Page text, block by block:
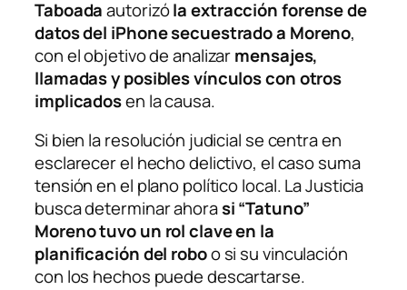
Taboadaautorizóla extracción forense de
datos del iPhone secuestrado a Moreno,
con el objetivo de analizarmensajes,
llamadas y posibles vínculos con otros
implicadosen la causa.
Si bien la resolución judicial se centra en
esclarecer el hecho delictivo, el caso suma
tensión en el plano político local. La Justicia
busca determinar ahorasi “Tatuno”
Moreno tuvo un rol clave en la
planificación del roboo si su vinculación
con los hechos puede descartarse.